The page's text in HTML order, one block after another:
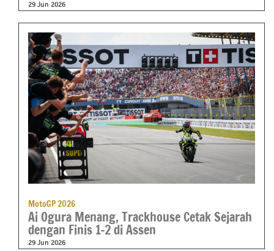
29 Jun 2026
MotoGP 2026
Ai Ogura Menang, Trackhouse Cetak Sejarah
dengan Finis 1-2 di Assen
29 Jun 2026